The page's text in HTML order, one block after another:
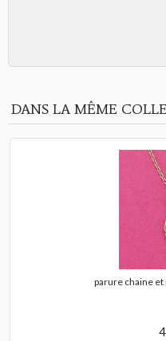
DANS LA MÊME
parure chaine et